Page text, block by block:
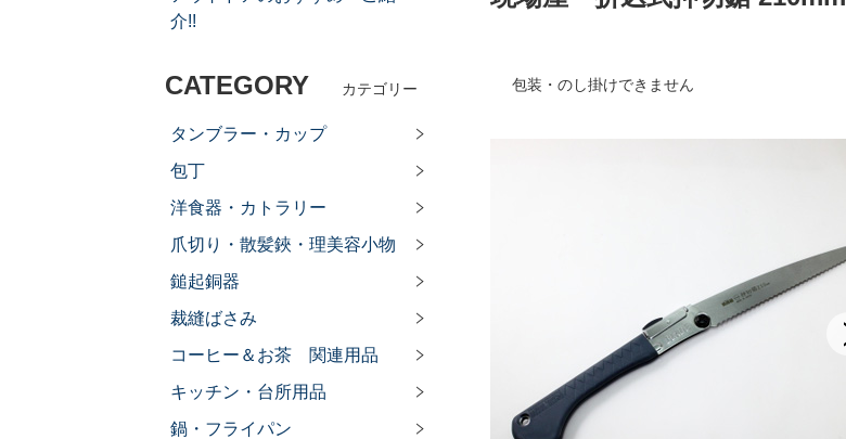
包装・のし掛けできません
介!!
CATEGORY カテゴリー
タンブラー・カップ
包丁
洋食器・カトラリー
爪切り・散髪鋏・理美容小物
鎚起銅器
裁縫ばさみ
コーヒー＆お茶 関連用品
キッチン・台所用品
鍋・フライパン